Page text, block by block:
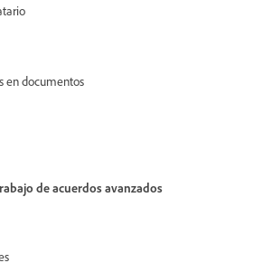
en documentos
de acuerdos avanzados